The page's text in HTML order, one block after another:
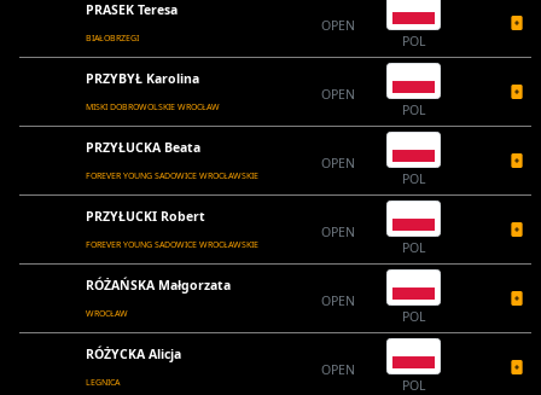
PRASEK Teresa
BIAŁOBRZEGI
OPEN
POL
PRZYBYŁ Karolina
MISKI DOBROWOLSKIE WROCŁAW
OPEN
POL
PRZYŁUCKA Beata
FOREVER YOUNG SADOWICE WROCŁAWSKIE
OPEN
POL
PRZYŁUCKI Robert
FOREVER YOUNG SADOWICE WROCŁAWSKIE
OPEN
POL
RÓŻAŃSKA Małgorzata
WROCŁAW
OPEN
POL
RÓŻYCKA Alicja
LEGNICA
OPEN
POL